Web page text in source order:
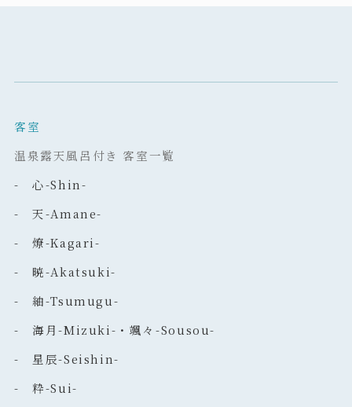
客室
温泉露天風呂付き 客室一覧
- 心-Shin-
- 天-Amane-
- 燎-Kagari-
- 暁-Akatsuki-
- 紬-Tsumugu-
- 海月-Mizuki-・颯々-Sousou-
- 星辰-Seishin-
- 粋-Sui-